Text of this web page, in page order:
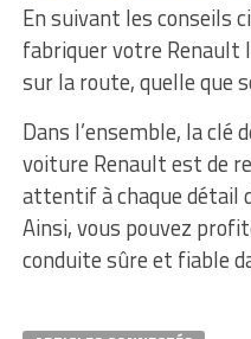
En suivant les conseils
fabriquer votre Renault
sur la route, quelle que
Dans l’ensemble, la clé
voiture Renault est de
attentif à chaque détail
Ainsi, vous pouvez
conduite sûre et fiable